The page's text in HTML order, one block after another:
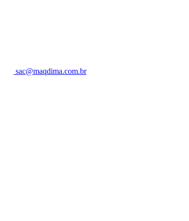
sac@maqdima.com.br